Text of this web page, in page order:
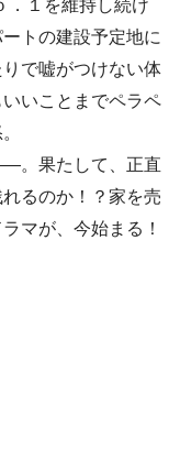
．１を維持し続け
トの建設予定地に
で嘘がつけない体
いことまでペラペ
。果たして、正直
るのか！？家を売
マが、今始まる！